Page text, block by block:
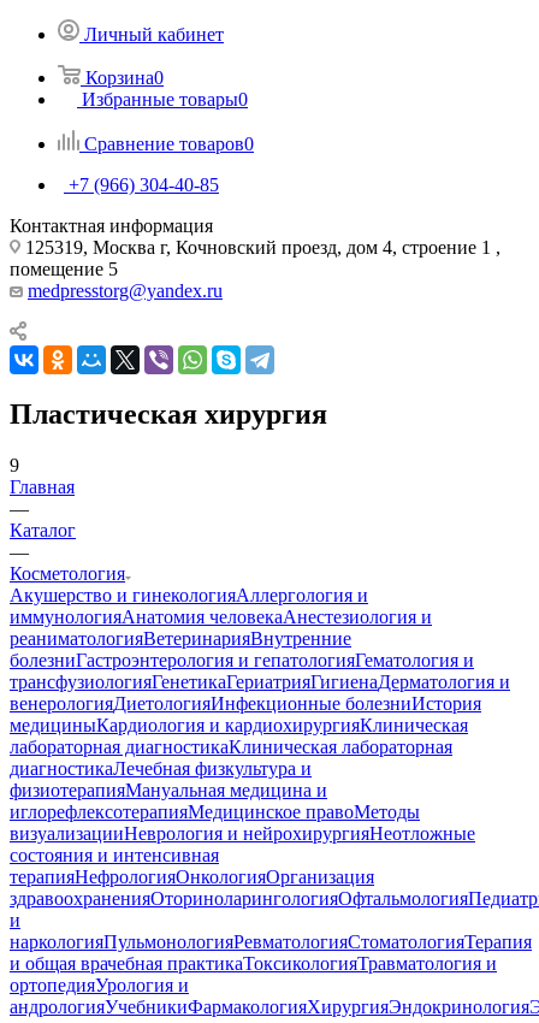
Личный кабинет
Корзина0
Избранные товары0
Сравнение товаров0
+7 (966) 304-40-85
Контактная информация
125319, Москва г, Кочновский проезд, дом 4, строение 1 ,
помещение 5
medpresstorg@yandex.ru
Пластическая хирургия
9
Главная
—
Каталог
—
Косметология
Акушерство и гинекологияАллергология и
иммунологияАнатомия человекаАнестезиология и
реаниматологияВетеринарияВнутренние
болезниГастроэнтерология и гепатологияГематология и
трансфузиологияГенетикаГериатрияГигиенаДерматология и
венерологияДиетологияИнфекционные болезниИстория
медициныКардиология и кардиохирургияКлиническая
лабораторная диагностикаКлиническая лабораторная
диагностикаЛечебная физкультура и
физиотерапияМануальная медицина и
иглорефлексотерапияМедицинское правоМетоды
визуализацииНеврология и нейрохирургияНеотложные
состояния и интенсивная
терапияНефрологияОнкологияОрганизация
здравоохраненияОториноларингологияОфтальмология
и
наркологияПульмонологияРевматологияСтоматологияТерапия
и общая врачебная практикаТоксикологияТравматология и
ортопедияУрология и
андрологияУчебникиФармакологияХирургияЭндокринология